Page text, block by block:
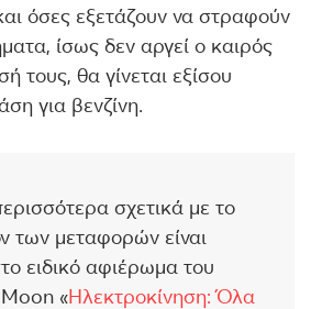
όσες εξετάζουν να στραφούν
ίσως δεν αργεί ο καιρός
τους, θα γίνεται εξίσου
για βενζίνη.
σχετικά με το
των μεταφορών είναι
ειδικό αφιέρωμα του
«Ηλεκτροκίνηση: Όλα